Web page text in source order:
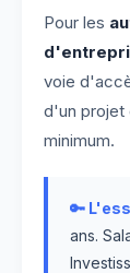
Pour les
voie
d'un projet
minimum.
🔑
ans.